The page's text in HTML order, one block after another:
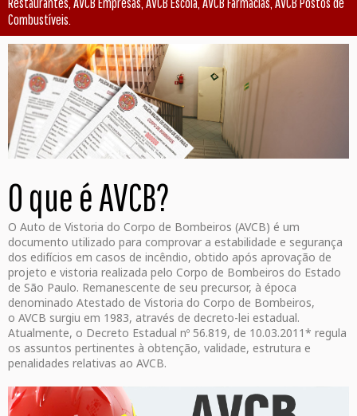
Combustíveis.
O que é AVCB?
O Auto de Vistoria do Corpo de Bombeiros (AVCB) é um
documento utilizado para comprovar a estabilidade e segurança
dos edifícios em casos de incêndio, obtido após aprovação de
projeto e vistoria realizada pelo Corpo de Bombeiros do Estado
de São Paulo. Remanescente de seu precursor, à época
denominado Atestado de Vistoria do Corpo de Bombeiros,
o AVCB surgiu em 1983, através de decreto-lei estadual.
Atualmente, o Decreto Estadual nº 56.819, de 10.03.2011* regula
os assuntos pertinentes à obtenção, validade, estrutura e
penalidades relativas ao AVCB.